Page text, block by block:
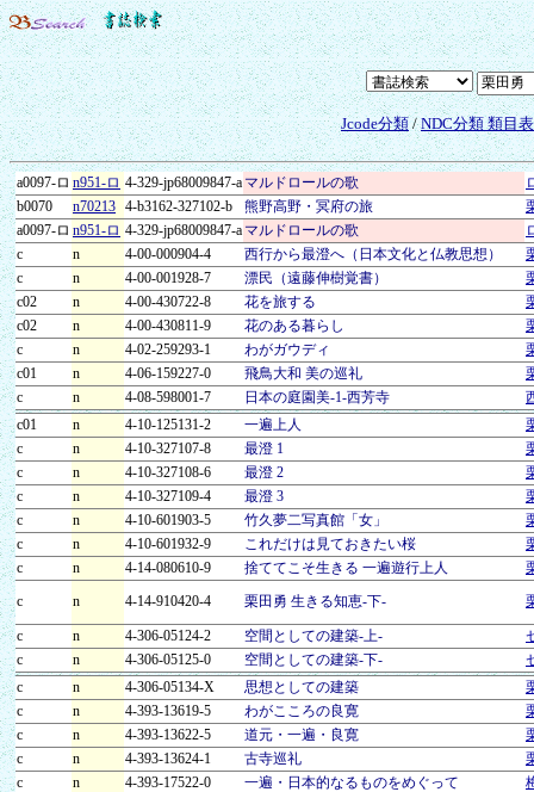
Jcode分類/NDC分類 類目
a0097-ロ n951-ロ 4-329-jp68009847-a マルドロールの歌
b0070
n70213 4-b3162-327102-b 熊野高野・冥府の旅
a0097-ロ n951-ロ 4-329-jp68009847-a マルドロールの歌
c
n 4-00-000904-4 西行から最澄へ（日本文化と仏教思想）
c
n 4-00-001928-7 漂民（遠藤伸樹覚書）
c02
n 4-00-430722-8 花を旅する
c02
n 4-00-430811-9 花のある暮らし
c
n 4-02-259293-1 わがガウディ
c01
n 4-06-159227-0 飛鳥大和 美の巡礼
c
n 4-08-598001-7 日本の庭園美-1-西芳寺
c01
n 4-10-125131-2 一遍上人
c
n 4-10-327107-8 最澄 1
c
n 4-10-327108-6 最澄 2
c
n 4-10-327109-4 最澄 3
c
n 4-10-601903-5 竹久夢二写真館「女」
c
n 4-10-601932-9 これだけは見ておきたい桜
c
n 4-14-080610-9 捨ててこそ生きる 一遍遊行上人
c
n 4-14-910420-4 栗田勇 生きる知恵-下-
c n 4-306-05124-2 空間としての建築-上-
c
n 4-306-05125-0 空間としての建築-下-
c
n 4-306-05134-X 思想としての建築
c
n 4-393-13619-5 わがこころの良寛
c
n 4-393-13622-5 道元・一遍・良寛
c
n 4-393-13624-1 古寺巡礼
c
n 4-393-17522-0 一遍・日本的なるものをめぐって